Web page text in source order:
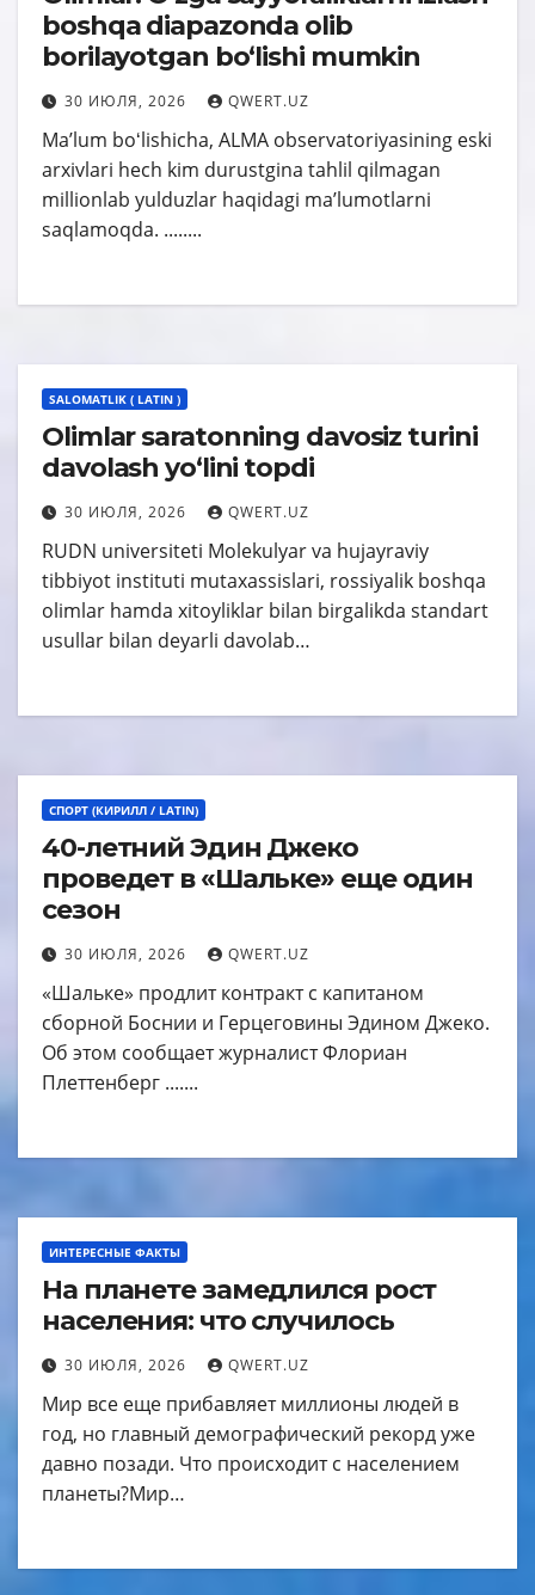
boshqa diapazonda olib
borilayotgan boʻlishi mumkin
30 ИЮЛЯ, 2026 QWERT.UZ
Maʼlum boʻlishicha, ALMA observatoriyasining eski
arxivlari hech kim durustgina tahlil qilmagan
millionlab yulduzlar haqidagi maʼlumotlarni
saqlamoqda. ........
SALOMATLIK ( LATIN )
Olimlar saratonning davosiz turini
davolash yo‘lini topdi
30 ИЮЛЯ, 2026 QWERT.UZ
RUDN universiteti Molekulyar va hujayraviy
tibbiyot instituti mutaxassislari, rossiyalik boshqa
olimlar hamda xitoyliklar bilan birgalikda standart
usullar bilan deyarli davolab…
СПОРТ (КИРИЛЛ / LATIN)
40-летний Эдин Джеко
проведет в «Шальке» еще один
сезон
30 ИЮЛЯ, 2026 QWERT.UZ
«Шальке» продлит контракт с капитаном
сборной Боснии и Герцеговины Эдином Джеко.
Об этом сообщает журналист Флориан
Плеттенберг .......
ИНТЕРЕСНЫЕ ФАКТЫ
На планете замедлился рост
населения: что случилось
30 ИЮЛЯ, 2026 QWERT.UZ
Мир все еще прибавляет миллионы людей в
год, но главный демографический рекорд уже
давно позади. Что происходит с населением
планеты?Мир…